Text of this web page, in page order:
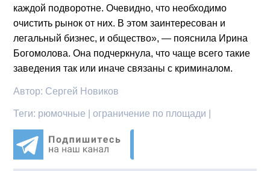
каждой подворотне. Очевидно, что необходимо
очистить рынок от них. В этом заинтересован и
легальный бизнес, и общество», — пояснила Ирина
Богомолова. Она подчеркнула, что чаще всего такие
заведения так или иначе связаны с криминалом.
Автор: Сергей Новиков
Теги: рюмочные | ограничение по площади |